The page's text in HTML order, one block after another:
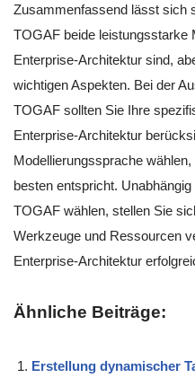
Zusammenfassend lässt sich
TOGAF beide leistungsstarke
Enterprise-Architektur sind,
wichtigen Aspekten. Bei der
TOGAF sollten Sie Ihre
Enterprise-Architektur
Modellierungssprache
besten entspricht.
TOGAF wählen, stellen Sie
Werkzeuge und Ressourcen
Enterprise-Architektur
Ähnliche Beiträge:
Erstellung dynamischer